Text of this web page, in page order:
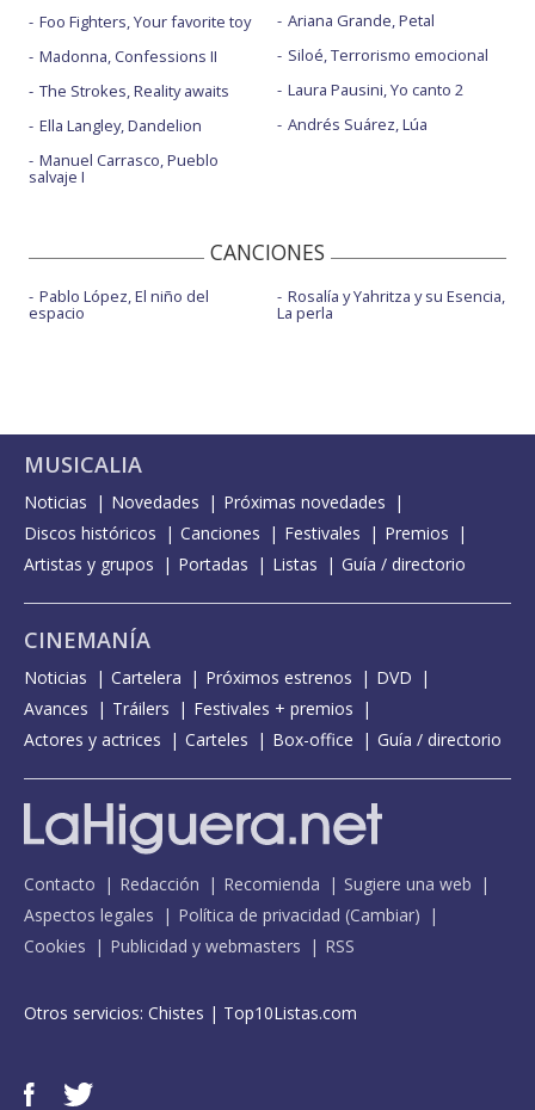
Foo Fighters, Your favorite toy
Madonna, Confessions II
The Strokes, Reality awaits
Ella Langley, Dandelion
Manuel Carrasco, Pueblo
salvaje I
Ariana Grande, Petal
Siloé, Terrorismo emocional
Laura Pausini, Yo canto 2
Andrés Suárez, Lúa
CANCIONES
Pablo López, El niño del
espacio
Rosalía y Yahritza y su Esencia,
La perla
MUSICALIA
Noticias Novedades
Próximas novedades
Discos históricos
Canciones Festivales
Premios
Artistas y grupos
Portadas Listas Guía / directorio
CINEMANÍA
Noticias Cartelera Próximos estrenos
DVD
Avances
Tráilers
Festivales + premios
Actores y actrices
Carteles Box-office Guía / directorio
Contacto Redacción Recomienda
Sugiere una web
Aspectos legales
Política de privacidad (Cambiar)
Cookies
Publicidad y webmasters RSS
Otros servicios: Chistes | Top10Listas.com